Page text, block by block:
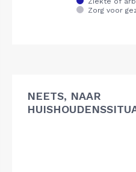
NEETS, NAAR